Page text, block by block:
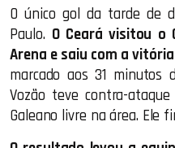
O único gol da tarde de
Paulo. O Ceará visitou o
Arena e saiu com a
marcado aos 31 minutos
Vozão teve contra-
Galeano livre na área. Ele